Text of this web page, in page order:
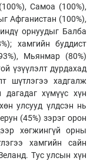
Самоа (100%),
Афганистан (100%),
орнуудыг Балба
хамгийн буддист
Мьянмар (80%)
үзүүлэлт дурдахад
шүтлэгээ хадгалж
дагадаг хүмүүс хүн
улсууд үлдсэн нь
(45%) зэрэг орон
хөгжингүй орны
хамгийн сайн
Тус улсын хүн